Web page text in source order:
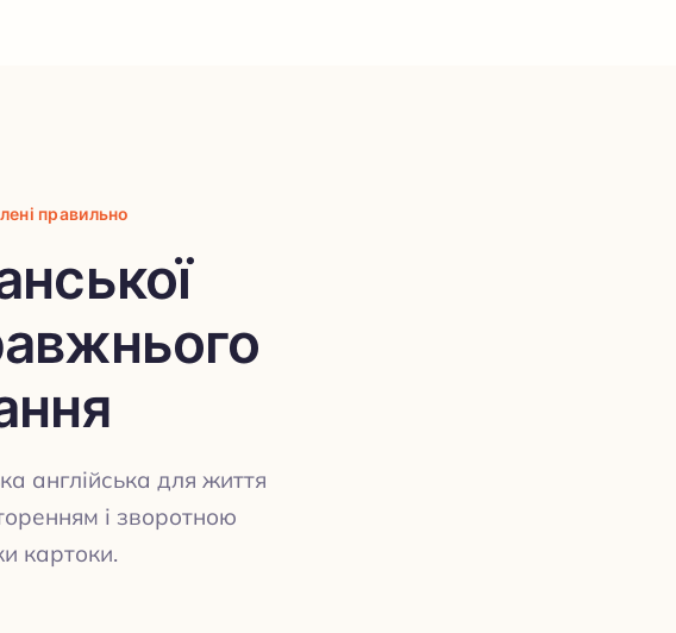
правильно
англійська для життя
і зворотною
картоки.